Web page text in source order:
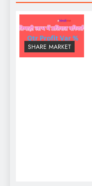
SHARE MARKET